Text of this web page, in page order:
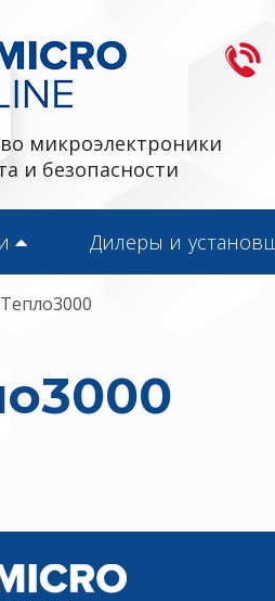
микроэлектроники
и безопасности
Дилеры и
Тепло3000